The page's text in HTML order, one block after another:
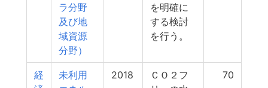
ラ分野
及び地
域資源
分野）
を明確に
する検討
を行う。
経
未利用
2018
ＣＯ２フ
70